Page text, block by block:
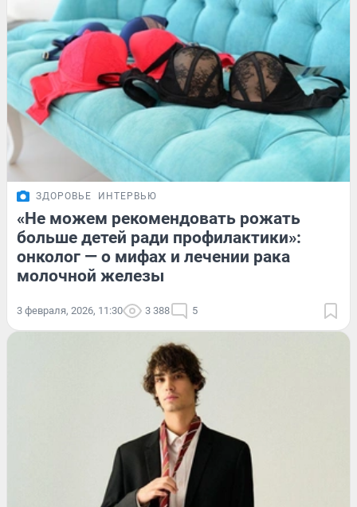
ЗДОРОВЬЕ ИНТЕРВЬЮ
«Не можем рекомендовать рожать
больше детей ради профилактики»:
онколог — о мифах и лечении рака
молочной железы
3 февраля, 2026, 11:30 3 388 5